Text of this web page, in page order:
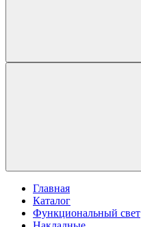
Главная
Каталог
Функциональный свет